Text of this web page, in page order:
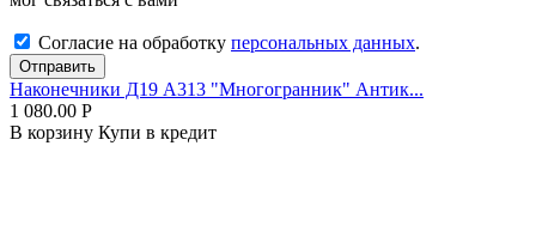
Согласие на обработку персональных данных.
Отправить
Наконечники Д19 А313 "Многогранник" Антик...
1 080.00 Р
В корзину Купи в кредит